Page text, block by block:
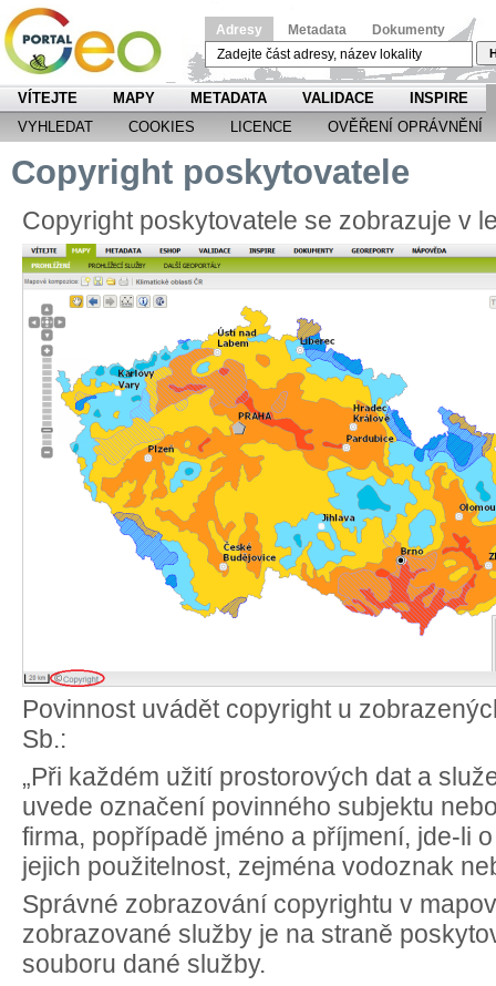
Adresy Metadata Dokumenty
VÍTEJTE MAPY METADATA VALIDACE
INSPIRE
VYHLEDAT
COOKIES LICENCE OVĚŘENÍ OPRÁVNĚNÍ
Copyright poskytovatele
Copyright poskytovatele se zobrazuje v
Povinnost uvádět copyright u
Sb.:
„Při každém užití prostorových dat a
uvede označení povinného subjektu
firma, popřípadě jméno a příjmení, jde-li
jejich použitelnost, zejména vodoznak
Správné zobrazování copyrightu v
zobrazované služby je na straně
souboru dané služby.